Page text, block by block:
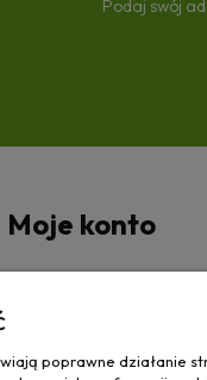
Podaj swój
Moje konto
poprawne działanie